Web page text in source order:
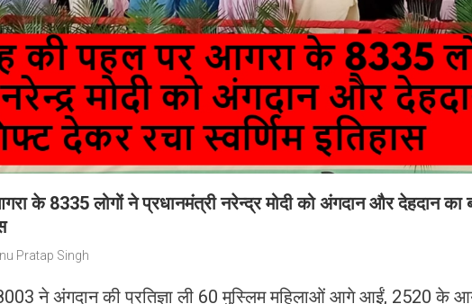
के 8335 लोगों ने प्रधानमंत्री नरेन्द्र मोदी को अंगदान और देहदान का
Pratap Singh
ने अंगदान की प्रतिज्ञा ली 60 मुस्लिम महिलाओं आगे आईं, 2520 के